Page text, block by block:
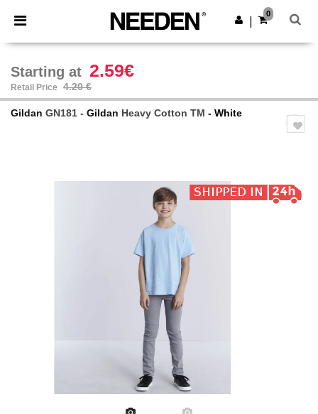
× Needen App
Better prices on app!
Get the app
0
Starting at 2.59€
Retail Price 4.20 €
Gildan GN181 - Gildan Heavy Cotton TM - White